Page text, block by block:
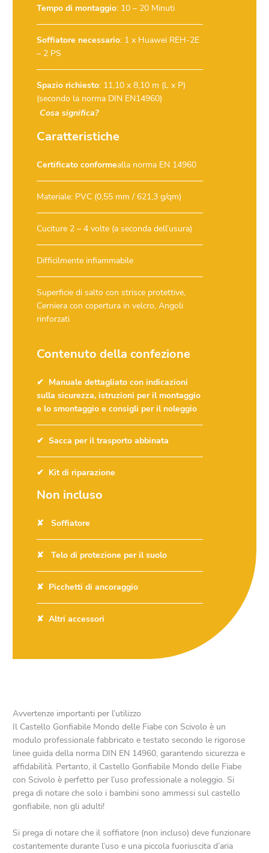
Tempo di montaggio: 10 – 20 Minuti
Soffiatore necessario: 1 x Huawei REH-2E
– 2 PS
Spazio richiesto: 11,10 x 8,10 m (L x P)
(secondo la norma DIN EN14960)
Cosa significa?
Caratteristiche
Certificato conformealla norma EN 14960
Materiale: PVC (0,55 mm / 621,3 g/qm)
Cuciture 2 – 4 volte (a seconda dell’usura)
Difficilmente infiammabile
Superficie di salto con strisce protettive,
Cerniera con copertura in velcro, Angoli
rinforzati
Contenuto della confezione
Manuale dettagliato con indicazioni
sulla sicurezza, istruzioni per il montaggio
e lo smontaggio e consigli per il noleggio
Sacca per il trasporto abbinata
Kit di riparazione
Non incluso
Soffiatore
Telo di protezione per il suolo
Picchetti di ancoraggio
Altri accessori
Avvertenze importanti per l’utilizzo
Il Castello Gonfiabile Mondo delle Fiabe con Scivolo è un
modulo professionale fabbricato e testato secondo le rigorose
linee guida della norma DIN EN 14960, garantendo sicurezza e
affidabilità. Pertanto, il Castello Gonfiabile Mondo delle Fiabe
con Scivolo è perfetto per l’uso professionale a noleggio. Si
prega di notare che solo i bambini sono ammessi sul castello
gonfiabile, non gli adulti!
Si prega di notare che il soffiatore (non incluso) deve funzionare
costantemente durante l’uso e una piccola fuoriuscita d’aria